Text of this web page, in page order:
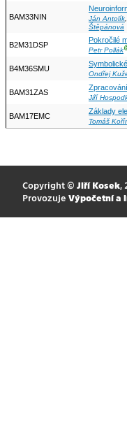
BAM33NIN Ján Antolík,
Štěpánová
B2M31DSP
Pokročilé
Petr Pollák
B4M36SMU
Ondřej
BAM31ZAS
Jiří
BAM17EMC
Základy
Tomáš
Copyright © Jiří Kosek,
Provozuje Výpočetní a